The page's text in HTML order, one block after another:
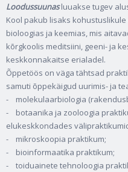
Loodussuunasluuakse tugev
Kool pakub lisaks
bioloogias ja keemias, mis
kõrgkoolis meditsiini, geeni- ja
keskkonnakaitse erialadel.
Õppetöös on väga tähtsad
samuti õppekäigud uurimis- ja
- molekulaarbiologia
- botaanika ja zooloogia
elukeskkondades
- mikroskoopia praktikum;
- bioinformaatika praktikum;
- toiduainete tehnoloogia